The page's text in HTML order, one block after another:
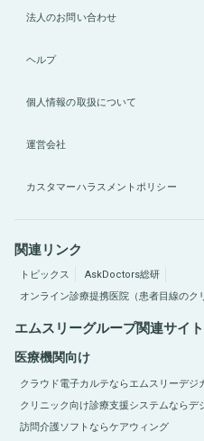
法人のお問い合わせ
ヘルプ
個人情報の取扱について
運営会社
カスタマーハラスメントポリシー
関連リンク
トピックス
AskDoctors総研
オンライン診療提携医院（患者目線のク
エムスリーグループ関連サイト
医療機関向け
クラウド電子カルテならエムスリーデジ
クリニック向け診療支援システムならデ
訪問介護ソフトならケアウィング